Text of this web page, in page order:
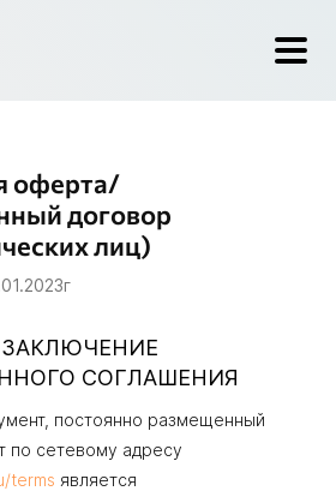
оферта/
договор
лиц)
СОГЛАШЕНИЯ
постоянно размещенный
по сетевому адресу
terms является